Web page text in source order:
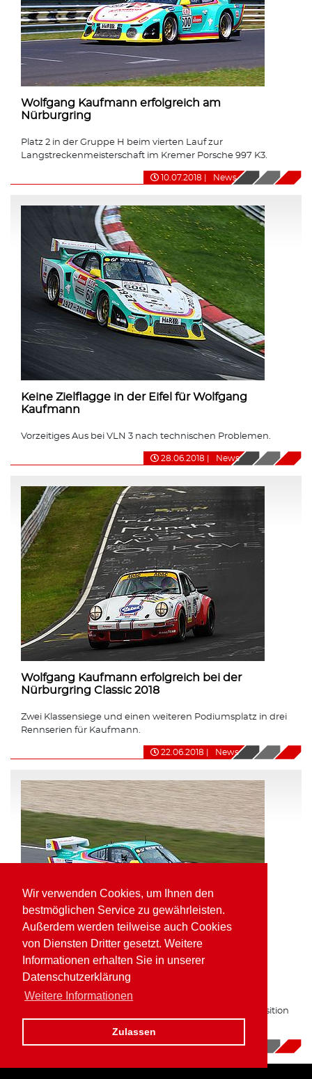
Wir verwenden Cookies, um Ihnen den
bestmöglichen Service zu gewährleisten.
Außerdem werden teilweise auch Cookies
von Diensten Dritter gesetzt. Weitere
Informationen erhalten Sie in unserer
Datenschutzerklärung
Weitere Informationen
Zulassen
Wolfgang Kaufmann erfolgreich am
Nürburgring
Platz 2 in der Gruppe H beim vierten Lauf zur
Langstreckenmeisterschaft im Kremer Porsche 997 K3.
10.07.2018 News
Keine Zielflagge in der Eifel für Wolfgang
Kaufmann
Vorzeitiges Aus bei VLN 3 nach technischen Problemen.
28.06.2018 News
Wolfgang Kaufmann erfolgreich bei der
Nürburgring Classic 2018
Zwei Klassensiege und einen weiteren Podiumsplatz in drei
Rennserien für Kaufmann.
22.06.2018 News
Pole Position und schnellste Runde für
Kaufmann in der VLN
Zum zweiten Mal in Folge auf bester Gruppe H Startposition
16.10.2017| News